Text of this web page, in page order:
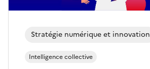
Stratégie numérique et innovation
Intelligence collective